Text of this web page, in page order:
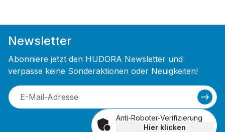
Newsletter
Abonniere jetzt den HUDORA Newsletter und
verpasse keine Sonderaktionen oder Neuigkeiten!
Anti-Roboter-Verifizierung
Hier klicken